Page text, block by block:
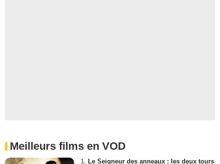
Meilleurs films en VOD
1. Le Seigneur des anneaux : les deux tours